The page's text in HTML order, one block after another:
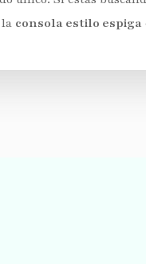
consola estilo espiga